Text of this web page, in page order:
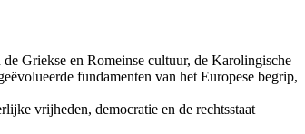
Griekse en Romeinse cultuur, de Karolingische
fundamenten van het Europese begrip,
vrijheden, democratie en de rechtsstaat